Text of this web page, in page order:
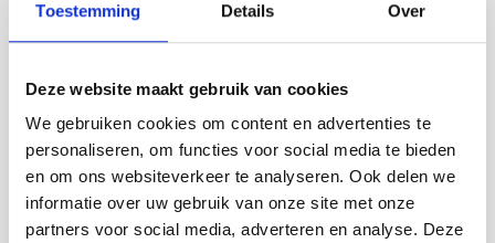
Toestemming Details Over
Deze website maakt gebruik van cookies
We gebruiken cookies om content en advertenties te
personaliseren, om functies voor social media te bieden
en om ons websiteverkeer te analyseren. Ook delen we
informatie over uw gebruik van onze site met onze
partners voor social media, adverteren en analyse. Deze
Contact info
Kaai 12 SLUIS
0117-383787
Bezoek website
info@devuurtoren.nl
Anderen bekeken ook: